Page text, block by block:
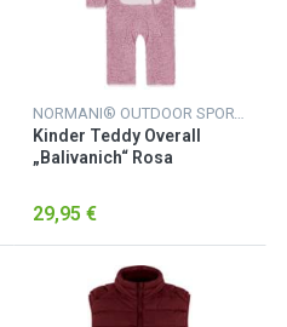
NORMANI® OUTDOOR SPORTS
Kinder Teddy Overall
„Balivanich“ Rosa
29,95 €